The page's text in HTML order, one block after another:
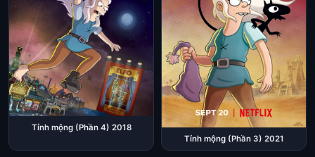
Tỉnh mộng (Phần 4) 2018
Tỉnh mộng (Phần 3) 2021